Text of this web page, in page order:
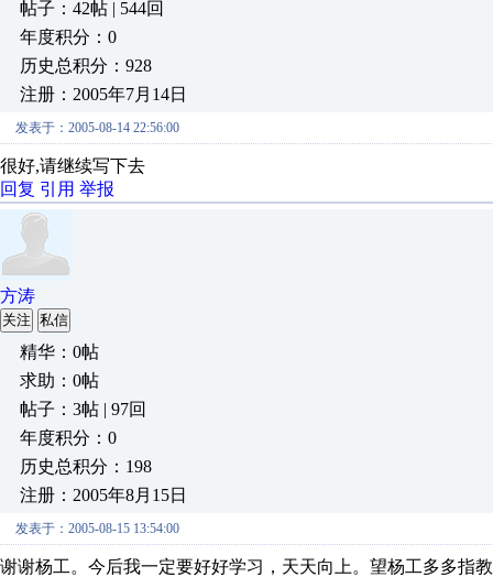
帖子：42帖 | 544回
年度积分：0
历史总积分：928
注册：2005年7月14日
发表于：2005-08-14 22:56:00
很好,请继续写下去
回复 引用 举报
方涛
关注 私信
精华：0帖
求助：0帖
帖子：3帖 | 97回
年度积分：0
历史总积分：198
注册：2005年8月15日
发表于：2005-08-15 13:54:00
谢谢杨工。今后我一定要好好学习，天天向上。望杨工多多指